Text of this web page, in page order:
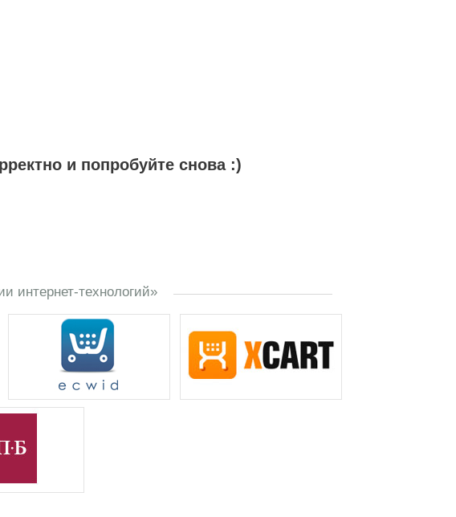
и попробуйте снова :)
интернет-технологий»